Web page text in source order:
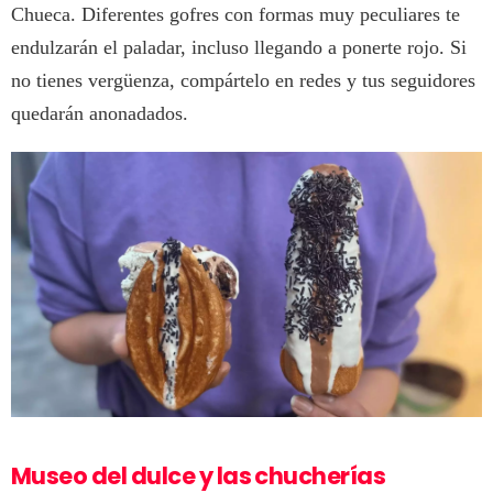
Chueca. Diferentes gofres con formas muy peculiares te
endulzarán el paladar, incluso llegando a ponerte rojo. Si
no tienes vergüenza, compártelo en redes y tus seguidores
quedarán anonadados.
Museo del dulce y las chucherías